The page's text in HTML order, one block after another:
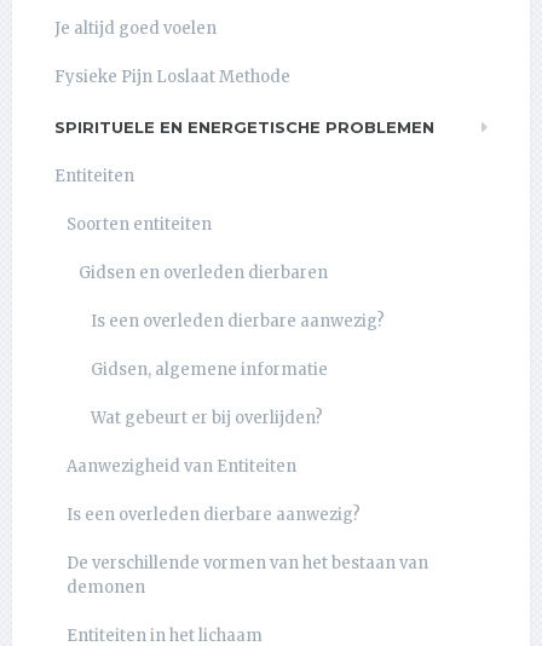
Je altijd goed voelen
Fysieke Pijn Loslaat Methode
SPIRITUELE EN ENERGETISCHE PROBLEMEN
Entiteiten
Soorten entiteiten
Gidsen en overleden dierbaren
Is een overleden dierbare aanwezig?
Gidsen, algemene informatie
Wat gebeurt er bij overlijden?
Aanwezigheid van Entiteiten
Is een overleden dierbare aanwezig?
De verschillende vormen van het bestaan van
demonen
Entiteiten in het lichaam